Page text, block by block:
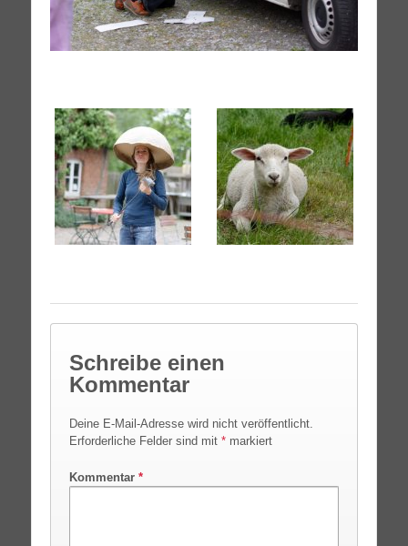
Schreibe einen
Kommentar
Deine E-Mail-Adresse wird nicht veröffentlicht.
Erforderliche Felder sind mit *markiert
Kommentar *